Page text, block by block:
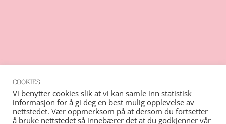
© Copyright2026 - Barents musikk- og kulturforum
Vimeo
Instagram
COOKIES
Vi benytter cookies slik at vi kan samle inn statistisk
informasjon for å gi deg en best mulig opplevelse av
nettstedet. Vær oppmerksom på at dersom du fortsetter
å bruke nettstedet så innebærer det at du godkjenner vår